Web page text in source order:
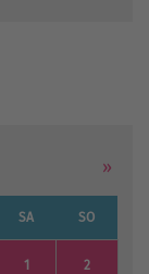
»
SA SO
1 2